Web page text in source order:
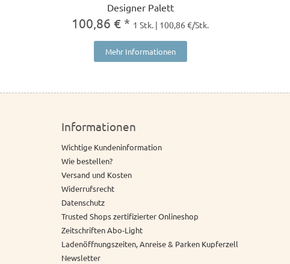
Designer Palett
100,86 € * 1 Stk. | 100,86 €/Stk.
Mehr Informationen
Informationen
Wichtige Kundeninformation
Wie bestellen?
Versand und Kosten
Widerrufsrecht
Datenschutz
Trusted Shops zertifizierter Onlineshop
Zeitschriften Abo-Light
Ladenöffnungszeiten, Anreise & Parken Kupferzell
Newsletter